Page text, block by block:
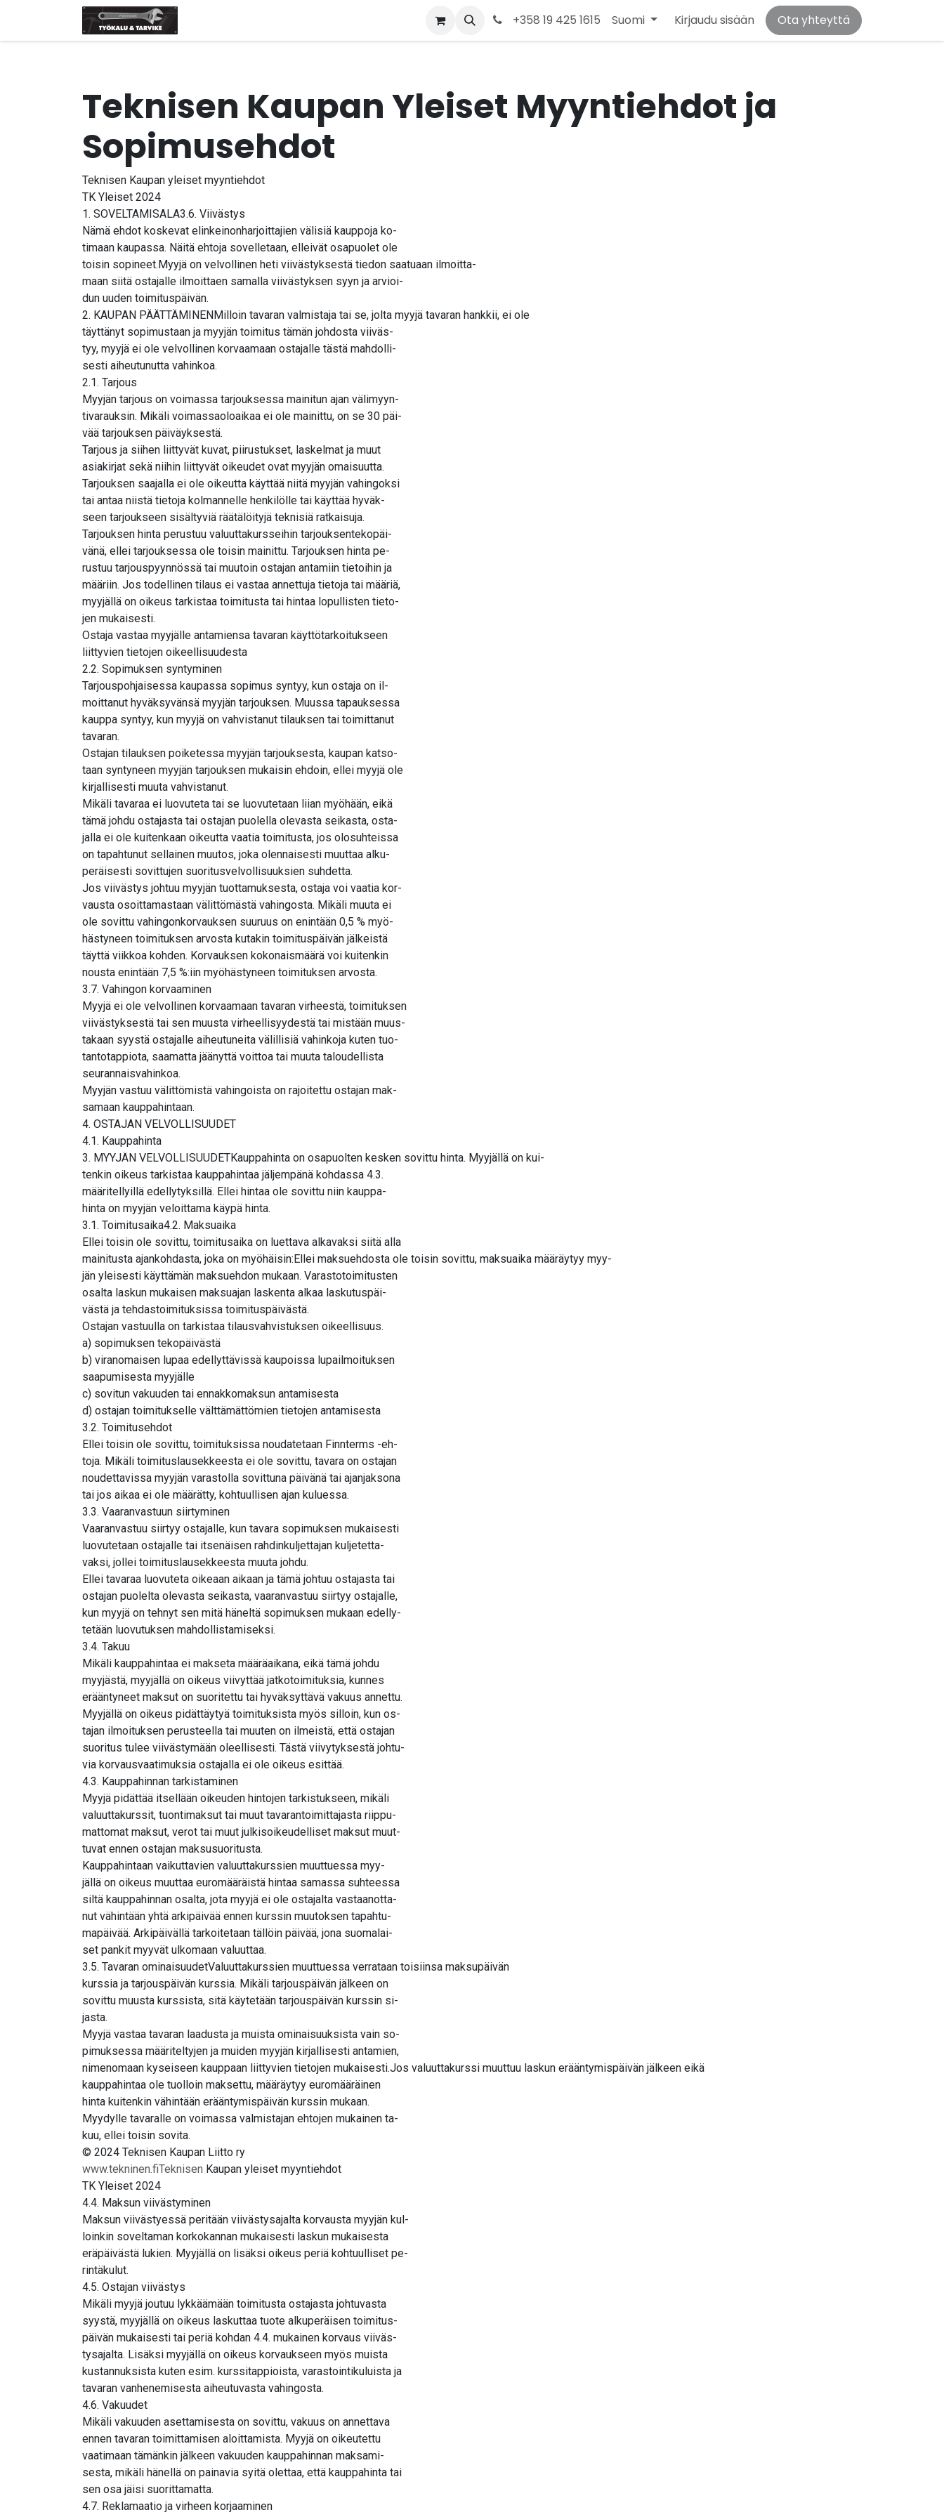
Tietoja meistä Ota yhteyttä+358 19 425 1615 Suomi Kirjaudu sisään Ota yhteyttä
Teknisen Kaupan Yleiset Myyntiehdot ja
Sopimusehdot
Teknisen Kaupan yleiset myyntiehdot
TK Yleiset 2024
1. SOVELTAMISALA3.6. Viivästys
Nämä ehdot koskevat elinkeinonharjoittajien välisiä kauppoja ko-
timaan kaupassa. Näitä ehtoja sovelletaan, elleivät osapuolet ole
toisin sopineet.Myyjä on velvollinen heti viivästyksestä tiedon saatuaan ilmoitta-
maan siitä ostajalle ilmoittaen samalla viivästyksen syyn ja arvioi-
dun uuden toimituspäivän.
2. KAUPAN PÄÄTTÄMINENMilloin tavaran valmistaja tai se, jolta myyjä tavaran hankkii, ei ole
täyttänyt sopimustaan ja myyjän toimitus tämän johdosta viiväs-
tyy, myyjä ei ole velvollinen korvaamaan ostajalle tästä mahdolli-
sesti aiheutunutta vahinkoa.
2.1. Tarjous
Myyjän tarjous on voimassa tarjouksessa mainitun ajan välimyyn-
tivarauksin. Mikäli voimassaoloaikaa ei ole mainittu, on se 30 päi-
vää tarjouksen päiväyksestä.
Tarjous ja siihen liittyvät kuvat, piirustukset, laskelmat ja muut
asiakirjat sekä niihin liittyvät oikeudet ovat myyjän omaisuutta.
Tarjouksen saajalla ei ole oikeutta käyttää niitä myyjän vahingoksi
tai antaa niistä tietoja kolmannelle henkilölle tai käyttää hyväk-
seen tarjoukseen sisältyviä räätälöityjä teknisiä ratkaisuja.
Tarjouksen hinta perustuu valuuttakursseihin tarjouksentekopäi-
vänä, ellei tarjouksessa ole toisin mainittu. Tarjouksen hinta pe-
rustuu tarjouspyynnössä tai muutoin ostajan antamiin tietoihin ja
määriin. Jos todellinen tilaus ei vastaa annettuja tietoja tai määriä,
myyjällä on oikeus tarkistaa toimitusta tai hintaa lopullisten tieto-
jen mukaisesti.
Ostaja vastaa myyjälle antamiensa tavaran käyttötarkoitukseen
liittyvien tietojen oikeellisuudesta
2.2. Sopimuksen syntyminen
Tarjouspohjaisessa kaupassa sopimus syntyy, kun ostaja on il-
moittanut hyväksyvänsä myyjän tarjouksen. Muussa tapauksessa
kauppa syntyy, kun myyjä on vahvistanut tilauksen tai toimittanut
tavaran.
Ostajan tilauksen poiketessa myyjän tarjouksesta, kaupan katso-
taan syntyneen myyjän tarjouksen mukaisin ehdoin, ellei myyjä ole
kirjallisesti muuta vahvistanut.
Mikäli tavaraa ei luovuteta tai se luovutetaan liian myöhään, eikä
tämä johdu ostajasta tai ostajan puolella olevasta seikasta, osta-
jalla ei ole kuitenkaan oikeutta vaatia toimitusta, jos olosuhteissa
on tapahtunut sellainen muutos, joka olennaisesti muuttaa alku-
peräisesti sovittujen suoritusvelvollisuuksien suhdetta.
Jos viivästys johtuu myyjän tuottamuksesta, ostaja voi vaatia kor-
vausta osoittamastaan välittömästä vahingosta. Mikäli muuta ei
ole sovittu vahingonkorvauksen suuruus on enintään 0,5 % myö-
hästyneen toimituksen arvosta kutakin toimituspäivän jälkeistä
täyttä viikkoa kohden. Korvauksen kokonaismäärä voi kuitenkin
nousta enintään 7,5 %:iin myöhästyneen toimituksen arvosta.
3.7. Vahingon korvaaminen
Myyjä ei ole velvollinen korvaamaan tavaran virheestä, toimituksen
viivästyksestä tai sen muusta virheellisyydestä tai mistään muus-
takaan syystä ostajalle aiheutuneita välillisiä vahinkoja kuten tuo-
tantotappiota, saamatta jäänyttä voittoa tai muuta taloudellista
seurannaisvahinkoa.
Myyjän vastuu välittömistä vahingoista on rajoitettu ostajan mak-
samaan kauppahintaan.
4. OSTAJAN VELVOLLISUUDET
4.1. Kauppahinta
3. MYYJÄN VELVOLLISUUDETKauppahinta on osapuolten kesken sovittu hinta. Myyjällä on kui-
tenkin oikeus tarkistaa kauppahintaa jäljempänä kohdassa 4.3.
määritellyillä edellytyksillä. Ellei hintaa ole sovittu niin kauppa-
hinta on myyjän veloittama käypä hinta.
3.1. Toimitusaika4.2. Maksuaika
Ellei toisin ole sovittu, toimitusaika on luettava alkavaksi siitä alla
mainitusta ajankohdasta, joka on myöhäisin:Ellei maksuehdosta ole toisin sovittu, maksuaika määräytyy myy-
jän yleisesti käyttämän maksuehdon mukaan. Varastotoimitusten
osalta laskun mukaisen maksuajan laskenta alkaa laskutuspäi-
västä ja tehdastoimituksissa toimituspäivästä.
Ostajan vastuulla on tarkistaa tilausvahvistuksen oikeellisuus.
a) sopimuksen tekopäivästä
b) viranomaisen lupaa edellyttävissä kaupoissa lupailmoituksen
saapumisesta myyjälle
c) sovitun vakuuden tai ennakkomaksun antamisesta
d) ostajan toimitukselle välttämättömien tietojen antamisesta
3.2. Toimitusehdot
Ellei toisin ole sovittu, toimituksissa noudatetaan Finnterms -eh-
toja. Mikäli toimituslausekkeesta ei ole sovittu, tavara on ostajan
noudettavissa myyjän varastolla sovittuna päivänä tai ajanjaksona
tai jos aikaa ei ole määrätty, kohtuullisen ajan kuluessa.
3.3. Vaaranvastuun siirtyminen
Vaaranvastuu siirtyy ostajalle, kun tavara sopimuksen mukaisesti
luovutetaan ostajalle tai itsenäisen rahdinkuljettajan kuljetetta-
vaksi, jollei toimituslausekkeesta muuta johdu.
Ellei tavaraa luovuteta oikeaan aikaan ja tämä johtuu ostajasta tai
ostajan puolelta olevasta seikasta, vaaranvastuu siirtyy ostajalle,
kun myyjä on tehnyt sen mitä häneltä sopimuksen mukaan edelly-
tetään luovutuksen mahdollistamiseksi.
3.4. Takuu
Mikäli kauppahintaa ei makseta määräaikana, eikä tämä johdu
myyjästä, myyjällä on oikeus viivyttää jatkotoimituksia, kunnes
erääntyneet maksut on suoritettu tai hyväksyttävä vakuus annettu.
Myyjällä on oikeus pidättäytyä toimituksista myös silloin, kun os-
tajan ilmoituksen perusteella tai muuten on ilmeistä, että ostajan
suoritus tulee viivästymään oleellisesti. Tästä viivytyksestä johtu-
via korvausvaatimuksia ostajalla ei ole oikeus esittää.
4.3. Kauppahinnan tarkistaminen
Myyjä pidättää itsellään oikeuden hintojen tarkistukseen, mikäli
valuuttakurssit, tuontimaksut tai muut tavarantoimittajasta riippu-
mattomat maksut, verot tai muut julkisoikeudelliset maksut muut-
tuvat ennen ostajan maksusuoritusta.
Kauppahintaan vaikuttavien valuuttakurssien muuttuessa myy-
jällä on oikeus muuttaa euromääräistä hintaa samassa suhteessa
siltä kauppahinnan osalta, jota myyjä ei ole ostajalta vastaanotta-
nut vähintään yhtä arkipäivää ennen kurssin muutoksen tapahtu-
mapäivää. Arkipäivällä tarkoitetaan tällöin päivää, jona suomalai-
set pankit myyvät ulkomaan valuuttaa.
3.5. Tavaran ominaisuudetValuuttakurssien muuttuessa verrataan toisiinsa maksupäivän
kurssia ja tarjouspäivän kurssia. Mikäli tarjouspäivän jälkeen on
sovittu muusta kurssista, sitä käytetään tarjouspäivän kurssin si-
jasta.
Myyjä vastaa tavaran laadusta ja muista ominaisuuksista vain so-
pimuksessa määriteltyjen ja muiden myyjän kirjallisesti antamien,
nimenomaan kyseiseen kauppaan liittyvien tietojen mukaisesti.Jos valuuttakurssi muuttuu laskun erääntymispäivän jälkeen eikä
kauppahintaa ole tuolloin maksettu, määräytyy euromääräinen
hinta kuitenkin vähintään erääntymispäivän kurssin mukaan.
Myydylle tavaralle on voimassa valmistajan ehtojen mukainen ta-
kuu, ellei toisin sovita.
© 2024 Teknisen Kaupan Liitto ry
www.tekninen.fiTeknisen Kaupan yleiset myyntiehdot
TK Yleiset 2024
4.4. Maksun viivästyminen
Maksun viivästyessä peritään viivästysajalta korvausta myyjän kul-
loinkin soveltaman korkokannan mukaisesti laskun mukaisesta
eräpäivästä lukien. Myyjällä on lisäksi oikeus periä kohtuulliset pe-
rintäkulut.
4.5. Ostajan viivästys
Mikäli myyjä joutuu lykkäämään toimitusta ostajasta johtuvasta
syystä, myyjällä on oikeus laskuttaa tuote alkuperäisen toimitus-
päivän mukaisesti tai periä kohdan 4.4. mukainen korvaus viiväs-
tysajalta. Lisäksi myyjällä on oikeus korvaukseen myös muista
kustannuksista kuten esim. kurssitappioista, varastointikuluista ja
tavaran vanhenemisesta aiheutuvasta vahingosta.
4.6. Vakuudet
Mikäli vakuuden asettamisesta on sovittu, vakuus on annettava
ennen tavaran toimittamisen aloittamista. Myyjä on oikeutettu
vaatimaan tämänkin jälkeen vakuuden kauppahinnan maksami-
sesta, mikäli hänellä on painavia syitä olettaa, että kauppahinta tai
sen osa jäisi suorittamatta.
4.7. Reklamaatio ja virheen korjaaminen